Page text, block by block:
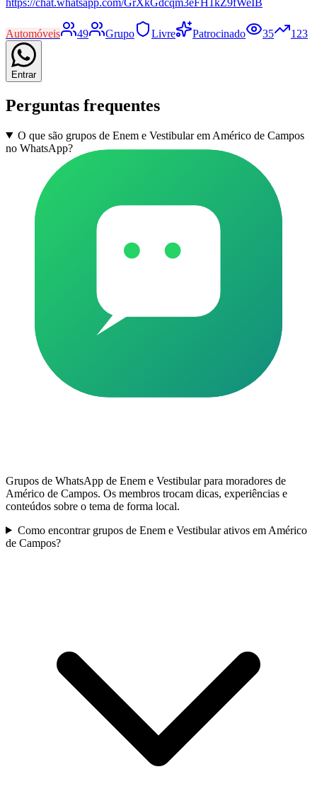
Automóveis 49 Grupo Livre Patrocinado 35 123
Entrar
Perguntas frequentes
O que são grupos de Enem e Vestibular em Américo de Campos
no WhatsApp?
Grupos de WhatsApp de Enem e Vestibular para moradores de
Américo de Campos. Os membros trocam dicas, experiências e
conteúdos sobre o tema de forma local.
Como encontrar grupos de Enem e Vestibular ativos em Américo
de Campos?